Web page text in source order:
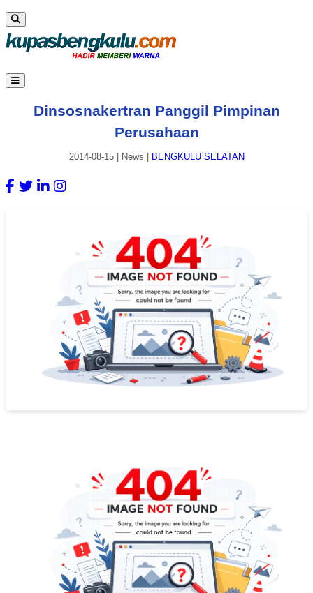
Dinsosnakertran Panggil Pimpinan
Perusahaan
2014-08-15| News BENGKULU SELATAN